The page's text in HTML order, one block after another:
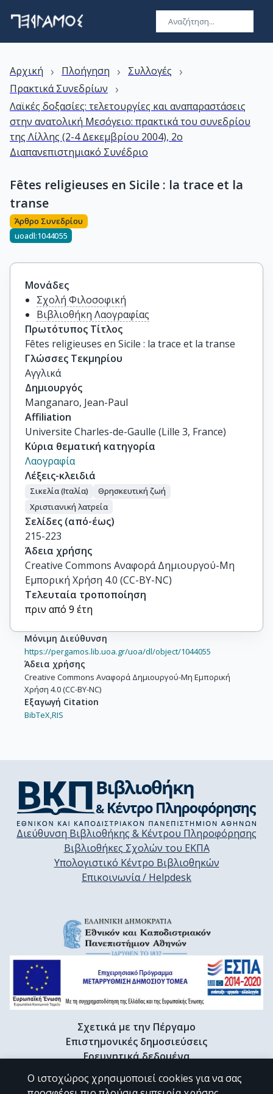
Αρχική › Πλοήγηση › Συλλογές ›
Πρακτικά Συνεδρίων ›
Λαϊκές δοξασίες: τελετουργίες και αναπαραστάσεις
στην ανατολική Μεσόγειο: πρακτικά του συνεδρίου
της Λίλλης (2-4 Δεκεμβρίου 2004), 2ο
Διαπανεπιστημιακό Συνέδριο
Fêtes religieuses en Sicile : la trace et la
transe
Άρθρο Συνεδρίου
uoadl:1044055
Μονάδες
Σχολή Φιλοσοφική
Βιβλιοθήκη Λαογραφίας
Πρωτότυπος Τίτλος
Fêtes religieuses en Sicile : la trace et la transe
Γλώσσες Τεκμηρίου
Αγγλικά
Δημιουργός
Manganaro, Jean-Paul
Affiliation
Universite Charles-de-Gaulle (Lille 3, France)
Κύρια θεματική κατηγορία
Λαογραφία
Λέξεις-κλειδιά
Σικελία (Ιταλία)
Θρησκευτική ζωή
Χριστιανική λατρεία
Σελίδες (από-έως)
215-223
Άδεια χρήσης
Creative Commons Αναφορά Δημιουργού-Μη
Εμπορική Χρήση 4.0 (CC-BY-NC)
Τελευταία τροποποίηση
πριν από 9 έτη
Μόνιμη Διεύθυνση
https://pergamos.lib.uoa.gr/uoa/dl/object/1044055
Άδεια χρήσης
Creative Commons Αναφορά Δημιουργού-Μη Εμπορική
Χρήση 4.0 (CC-BY-NC)
Εξαγωγή Citation
BibTeX,RIS
Διεύθυνση Βιβλιοθήκης & Κέντρου Πληροφόρησης
Βιβλιοθήκες Σχολών του ΕΚΠΑ
Υπολογιστικό Κέντρο Βιβλιοθηκών
Επικοινωνία / Helpdesk
Σχετικά με την Πέργαμο
Επιστημονικές δημοσιεύσεις
Ερευνητικά δεδομένα
Διδακτορικές διατριβές & Γκρίζα βιβλιογραφία
Προφίλ Ερευνητή
Ο ιστοχώρος χρησιμοποιεί cookies για να σας